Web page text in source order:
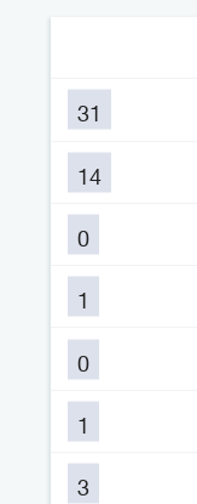
31
14
0
1
0
1
3